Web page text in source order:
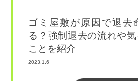
ゴミ屋敷が原因で退去
る？強制退去の流れや
ことを紹介
2023.1.6